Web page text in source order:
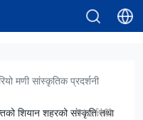
मणी सांस्कृतिक प्रदर्शनी
शियान शहरको संस्कृति तथा
51分钟前